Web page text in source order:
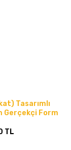
Tasarımlı
Gerçekçi Form
TL